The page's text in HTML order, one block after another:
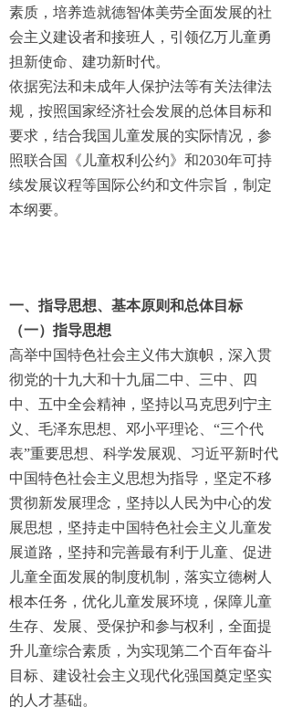
素质，培养造就德智体美劳全面发展的社
会主义建设者和接班人，引领亿万儿童勇
担新使命、建功新时代。
依据宪法和未成年人保护法等有关法律法
规，按照国家经济社会发展的总体目标和
要求，结合我国儿童发展的实际情况，参
照联合国《儿童权利公约》和2030年可持
续发展议程等国际公约和文件宗旨，制定
本纲要。
一、指导思想、基本原则和总体目标
（一）指导思想
高举中国特色社会主义伟大旗帜，深入贯
彻党的十九大和十九届二中、三中、四
中、五中全会精神，坚持以马克思列宁主
义、毛泽东思想、邓小平理论、“三个代
表”重要思想、科学发展观、习近平新时代
中国特色社会主义思想为指导，坚定不移
贯彻新发展理念，坚持以人民为中心的发
展思想，坚持走中国特色社会主义儿童发
展道路，坚持和完善最有利于儿童、促进
儿童全面发展的制度机制，落实立德树人
根本任务，优化儿童发展环境，保障儿童
生存、发展、受保护和参与权利，全面提
升儿童综合素质，为实现第二个百年奋斗
目标、建设社会主义现代化强国奠定坚实
的人才基础。